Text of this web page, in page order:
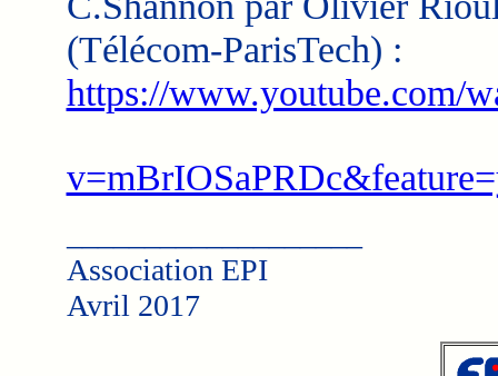
(Télécom-ParisTech) :
https://www.youtube.com/
Association EPI
Avril 2017